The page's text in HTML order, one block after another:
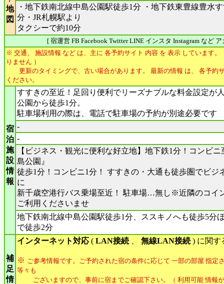
地
図
・地下鉄南北線中島公園駅徒歩1分 ・地下鉄東豊線豊水
分・JR札幌駅より
タクシーで約10分
[ 宿運営 FB Facebook Twitter LINE インスタ Instagram など
※ 交通、 施設情報 など は、主に 各予約サイト 内容 を 表示 しています。
りません ）
更新のタイミングで、古い場合があります。 最新の情報 は、 各予約
ください。
宿
泊
施
設
情
報
すすきの至近！足回り便利でリーズナブルな料金設定が
公園から徒歩1分。
駐車場利用の際は、電話で駐車場の予約が別途必要です
-
-
【ビジネス・観光に便利な好立地】地下鉄1分！コンビ
島公園』
徒歩1分！コンビニ1分！ すすきの・大通も徒歩圏でビジ
に
新千歳空港行バス乗場至近！ 駐車場…無し※近隣のコイ
ご利用くださいませ
地下鉄南北線中島公園駅徒歩1分、ススキノへも徒歩5分
で徒歩2分
補
足
情
インターネット対応 ( LAN接続 無線LAN接続 ) に関す
※ ご参考情報です。ご予約された宿の条件に応じて 一部の部屋 指定
等々も
ございますので、事前に宿までご確認下さい。（ 利用可能 情報